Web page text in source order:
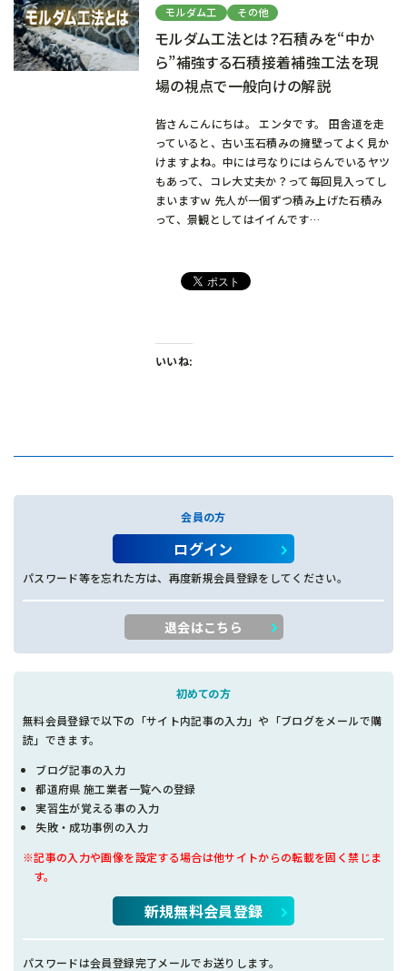
モルダム工 その他
モルダム工法とは？石積みを“中か
ら”補強する石積接着補強工法を現
場の視点で一般向けの解説
皆さんこんにちは。 エンタです。 田舎道を走
っていると、古い玉石積みの擁壁ってよく見か
けますよね。中には弓なりにはらんでいるヤツ
もあって、コレ大丈夫か？って毎回見入ってし
まいますｗ 先人が一個ずつ積み上げた石積み
って、景観としてはイイんです…
いいね:
会員の方
ログイン
パスワード等を忘れた方は、再度新規会員登録をしてください。
退会はこちら
初めての方
無料会員登録で以下の「サイト内記事の入力」や「ブログをメールで購
読」できます。
ブログ記事の入力
都道府県 施工業者一覧への登録
実習生が覚える事の入力
失敗・成功事例の入力
※記事の入力や画像を設定する場合は他サイトからの転載を固く禁じま
す。
新規無料会員登録
パスワードは会員登録完了メールでお送りします。